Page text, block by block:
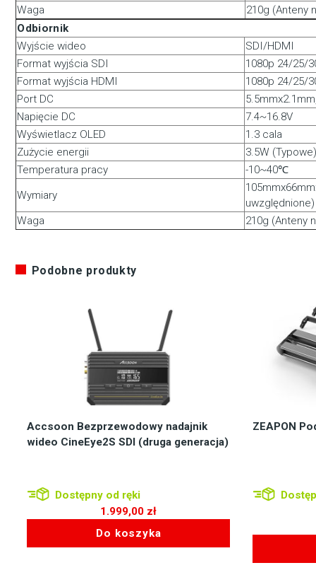
Waga
210g (Anteny
Odbiornik
Wyjście wideo
SDI/HDMI
Format wyjścia SDI
1080p 24/25/
Format wyjścia HDMI
1080p 24/25/
Port DC
Napięcie DC
7.4~16.8V
Wyświetlacz OLED
1.3 cala
Zużycie energii
3.5W
Temperatura pracy
-10~40℃
Wymiary
uwzględnione)
Waga
210g (Anteny
Podobne produkty
Accsoon Bezprzewodowy nadajnik
wideo CineEye2S SDI (druga generacja)
Dostępny od ręki
1.999,00 zł
Do koszyka
ZEAPON